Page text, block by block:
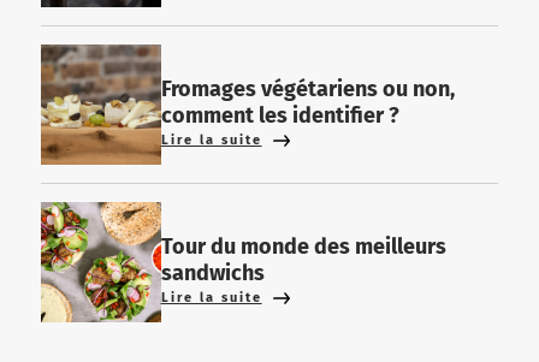
Fromages végétariens ou non,
comment les identifier ?
Lire la suite
Tour du monde des meilleurs
sandwichs
Lire la suite